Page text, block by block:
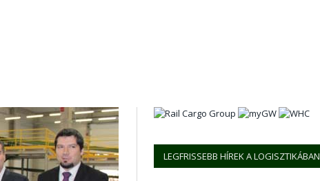
LEGFRISSEBB HÍREK A LOGISZTIKÁBAN